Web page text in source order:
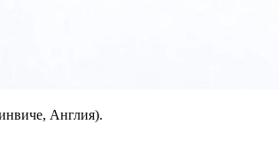
Англия).